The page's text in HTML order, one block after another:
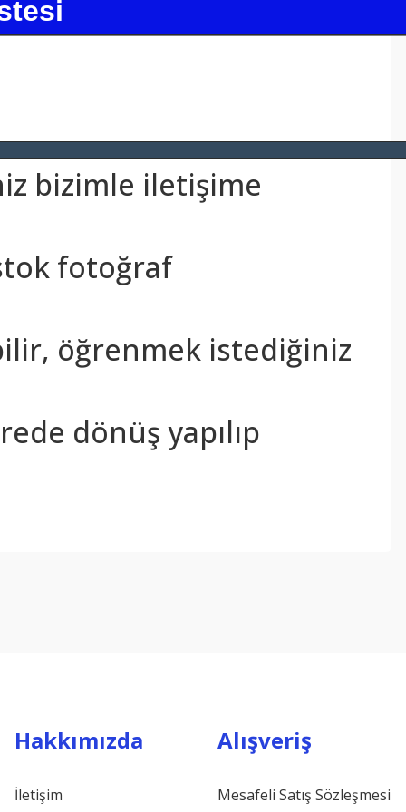
bizimle iletişime
fotoğraf
öğrenmek istediğiniz
dönüş yapılıp
Hakkımızda
İletişim
Alışveriş
Mesafeli Satış Sözleşmesi